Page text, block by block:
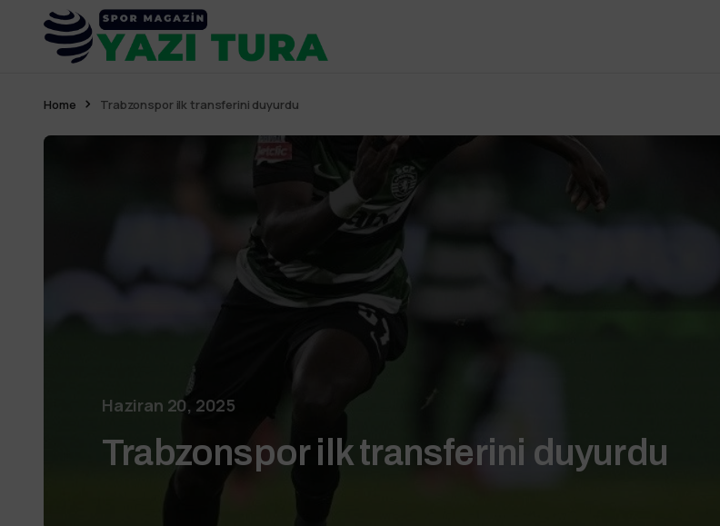
Home Trabzonspor ilk transferini duyurdu
Haziran 20, 2025
Trabzonspor ilk transferini duyurdu